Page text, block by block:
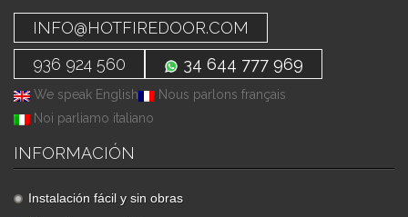
INFO@HOTFIREDOOR.COM
936 924 560
34 644 777 969
We speak English
Nous parlons français
Noi parliamo italiano
INFORMACIÓN
Instalación fácil y sin obras